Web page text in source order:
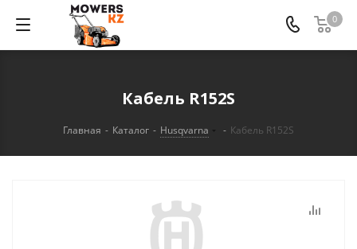
0
Кабель R152S
Главная - Каталог - Husqvarna - Кабель R152S